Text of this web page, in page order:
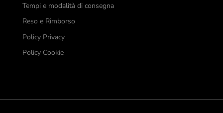
Tempi e modalità di consegna
Reso e Rimborso
Policy Privacy
Policy Cookie